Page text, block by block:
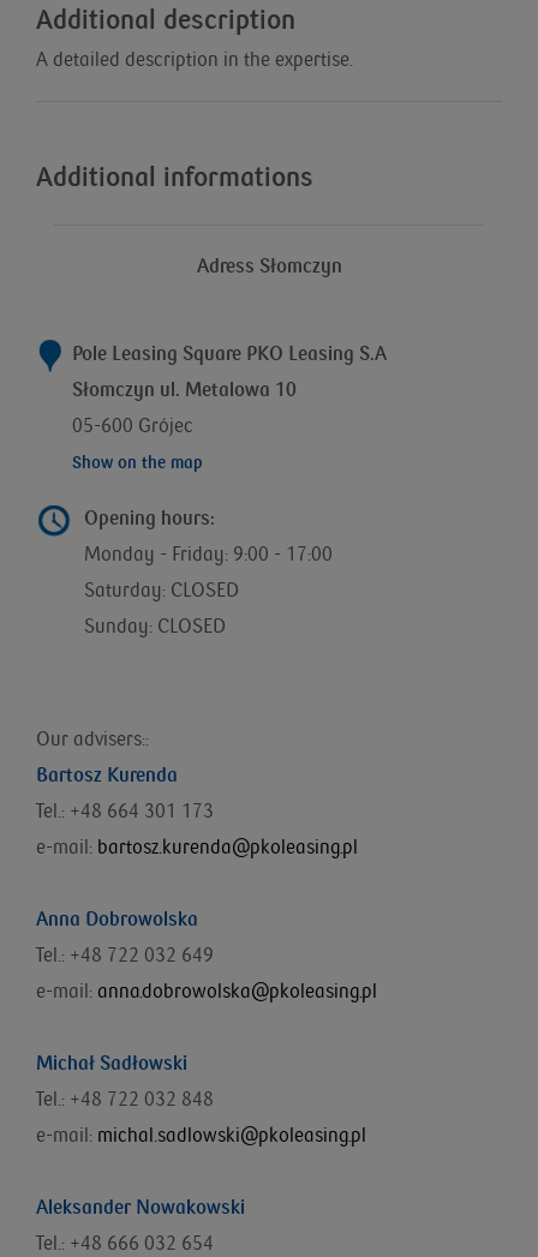
Additional description
A detailed description in the expertise.
Additional informations
Adress Słomczyn
Pole Leasing Square PKO Leasing S.A
Słomczyn ul. Metalowa 10
05-600 Grójec
Show on the map
Opening hours:
Monday - Friday: 9:00 - 17:00
Saturday: CLOSED
Sunday: CLOSED
Our advisers::
Bartosz Kurenda
Tel.: +48 664 301 173
e-mail: bartosz.kurenda@pkoleasing.pl
Anna Dobrowolska
Tel.: +48 722 032 649
e-mail: anna.dobrowolska@pkoleasing.pl
Michał Sadłowski
Tel.: +48 722 032 848
e-mail: michal.sadlowski@pkoleasing.pl
Aleksander Nowakowski
Tel.: +48 666 032 654